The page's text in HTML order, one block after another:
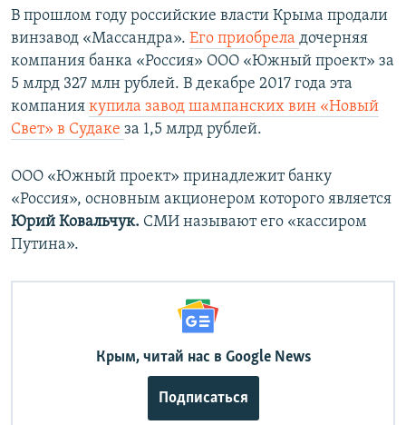
л
а
й
д
а
й
д
В прошлом году российские власти Крыма продали
винзавод «Массандра». Его приобрела дочерняя
компания банка «Россия» ООО «Южный проект» за
5 млрд 327 млн рублей.​ В декабре 2017 года эта
компания купила завод шампанских вин «Новый
Свет» в Судаке за 1,5 млрд рублей.
ООО «Южный проект» принадлежит банку
«Россия», основным акционером которого является
Юрий Ковальчук. СМИ называют его «кассиром
Путина».
Крым, читай нас в Google News
Подписаться